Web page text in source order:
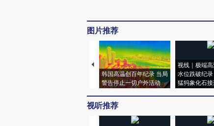
图片推荐
韩国高温创百年纪录 当局
警告停止一切户外活动
视线｜极端
水位跌破纪
猛犸象化石
视听推荐